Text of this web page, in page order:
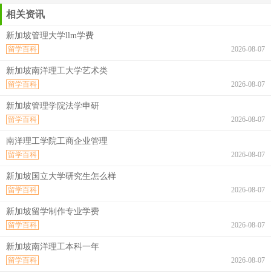
相关资讯
新加坡管理大学llm学费
2026-08-07
留学百科
新加坡南洋理工大学艺术类
2026-08-07
留学百科
新加坡管理学院法学申研
2026-08-07
留学百科
南洋理工学院工商企业管理
2026-08-07
留学百科
新加坡国立大学研究生怎么样
2026-08-07
留学百科
新加坡留学制作专业学费
2026-08-07
留学百科
新加坡南洋理工本科一年
2026-08-07
留学百科